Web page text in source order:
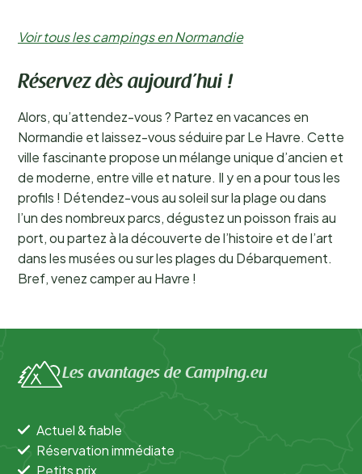
Voir tous les campings en Normandie
Réservez dès aujourd’hui !
Alors, qu’attendez-vous ? Partez en vacances en
Normandie et laissez-vous séduire par Le Havre. Cette
ville fascinante propose un mélange unique d’ancien et
de moderne, entre ville et nature. Il y en a pour tous les
profils ! Détendez-vous au soleil sur la plage ou dans
l’un des nombreux parcs, dégustez un poisson frais au
port, ou partez à la découverte de l’histoire et de l’art
dans les musées ou sur les plages du Débarquement.
Bref, venez camper au Havre !
Les avantages de Camping.eu
Actuel & fiable
Réservation immédiate
Petits prix